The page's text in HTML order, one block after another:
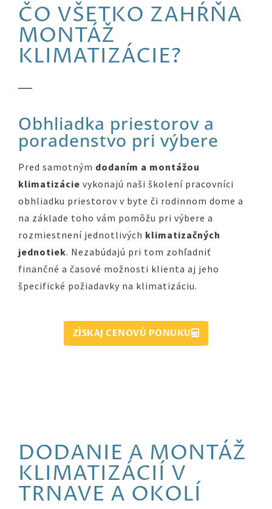
ČO VŠETKO ZAHŔŇA
MONTÁŽ
KLIMATIZÁCIE?
Obhliadka priestorov a
poradenstvo pri výbere
Pred samotným dodaním a montážou
klimatizácie vykonajú naši školení pracovníci
obhliadku priestorov v byte či rodinnom dome a
na základe toho vám pomôžu pri výbere a
rozmiestnení jednotlivých klimatizačných
jednotiek. Nezabúdajú pri tom zohľadniť
finančné a časové možnosti klienta aj jeho
špecifické požiadavky na klimatizáciu.
ZÍSKAJ CENOVÚ PONUKU
DODANIE A MONTÁŽ
KLIMATIZÁCIÍ V
TRNAVE A OKOLÍ